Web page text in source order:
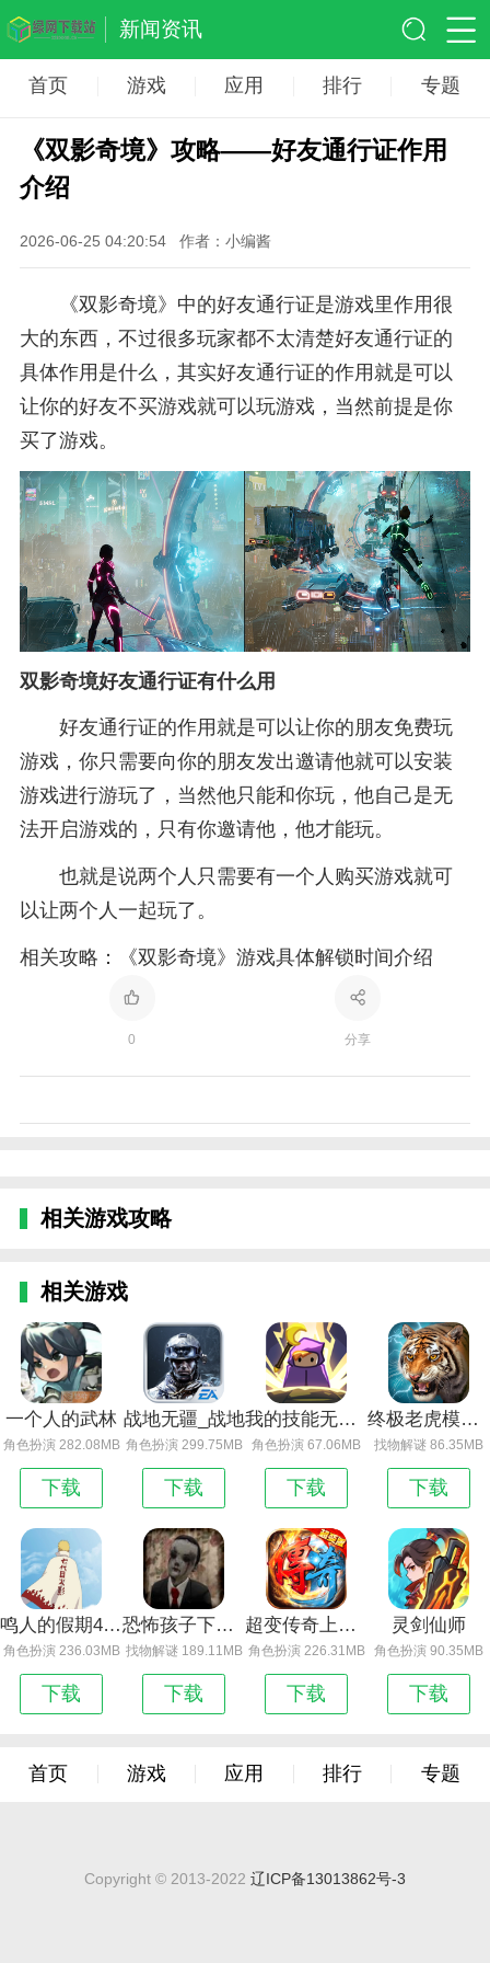
新闻资讯
首页 游戏 应用 排行 专题
《双影奇境》攻略——好友通行证作用
介绍
2026-06-25 04:20:54 作者：小编酱
《双影奇境》中的好友通行证是游戏里作用很
大的东西，不过很多玩家都不太清楚好友通行证的
具体作用是什么，其实好友通行证的作用就是可以
让你的好友不买游戏就可以玩游戏，当然前提是你
买了游戏。
双影奇境好友通行证有什么用
好友通行证的作用就是可以让你的朋友免费玩
游戏，你只需要向你的朋友发出邀请他就可以安装
游戏进行游玩了，当然他只能和你玩，他自己是无
法开启游戏的，只有你邀请他，他才能玩。
也就是说两个人只需要有一个人购买游戏就可
以让两个人一起玩了。
相关攻略：《双影奇境》游戏具体解锁时间介绍
0 分享
相关游戏攻略
相关游戏
一个人的武林
角色扮演 282.08MB
下载
战地无疆_战地
角色扮演 299.75MB
下载
我的技能无限触发
角色扮演 67.06MB
下载
终极老虎模拟器
找物解谜 86.35MB
下载
鸣人的假期4.0无闪退_鸣人的假期无闪退版
角色扮演 236.03MB
下载
恐怖孩子下载鬼魂模式
找物解谜 189.11MB
下载
超变传奇上线65535级 免费版下载
角色扮演 226.31MB
下载
灵剑仙师
角色扮演 90.35MB
下载
首页 游戏 应用 排行 专题
Copyright © 2013-2022 辽ICP备13013862号-3